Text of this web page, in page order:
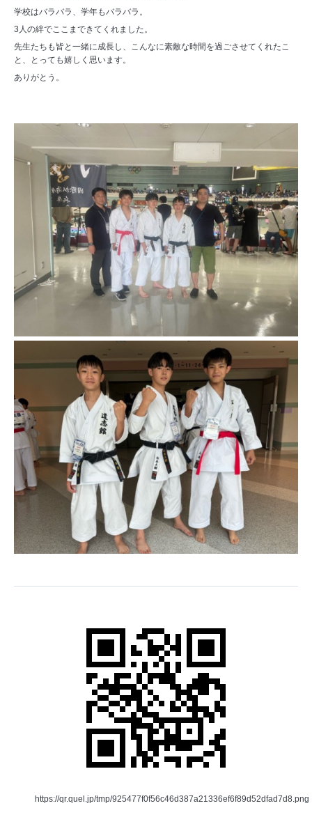
学校はバラバラ、学年もバラバラ。
3人の絆でここまできてくれました。
先生たちも皆と一緒に成長し、こんなに素敵な時間を過ごさせてくれたこ
と、とっても嬉しく思います。
ありがとう。
https://qr.quel.jp/tmp/925477f0f56c46d387a21336ef6f89d52dfad7d8.png